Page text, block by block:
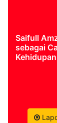
Saifull
sebagai
Kehidupan